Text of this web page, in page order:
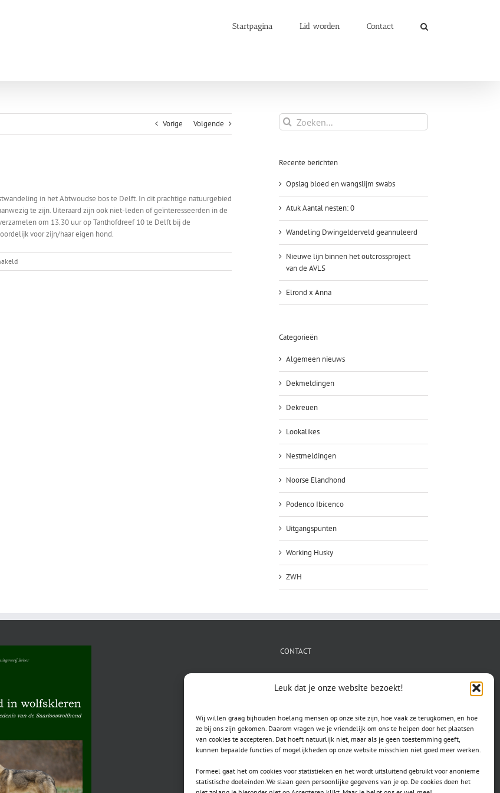
Leuk dat je onze website bezoekt!
Wij willen graag bijhouden hoelang mensen op onze site zijn, hoe vaak ze terugkomen, en hoe
ze bij ons zijn gekomen. Daarom vragen we je vriendelijk om ons te helpen door het plaatsen
van cookies te accepteren. Dat hoeft natuurlijk niet, maar als je geen toestemming geeft,
kunnen bepaalde functies of mogelijkheden op onze website misschien niet goed meer werken.
Formeel gaat het om cookies voor statistieken en het wordt uitsluitend gebruikt voor anonieme
statistische doeleinden.We slaan geen persoonlijke gegevens van je op. De cookies doen het
Startpagina Lid worden Contact
Vorige Volgende
in het Abtwoudse bos te Delft. In dit prachtige natuurgebied
te zijn. Uiteraard zijn ook niet-leden of geïnteresseerden in de
om 13.30 uur op Tanthofdreef 10 te Delft bij de
voor zijn/haar eigen hond.
voor
AVLS
Zoeken
naar:
Recente berichten
Opslag bloed en wangslijm swabs
Atuk Aantal nesten: 0
Wandeling Dwingelderveld geannuleerd
Nieuwe lijn binnen het outcrossproject
van de AVLS
Elrond x Anna
Categorieën
Algemeen nieuws
Dekmeldingen
Dekreuen
Lookalikes
Nestmeldingen
Noorse Elandhond
Podenco Ibicenco
Uitgangspunten
Working Husky
ZWH
CONTACT